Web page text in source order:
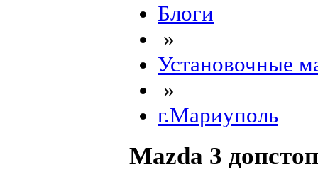
Блоги
»
Установочные
»
г.Мариуполь
Mazda 3